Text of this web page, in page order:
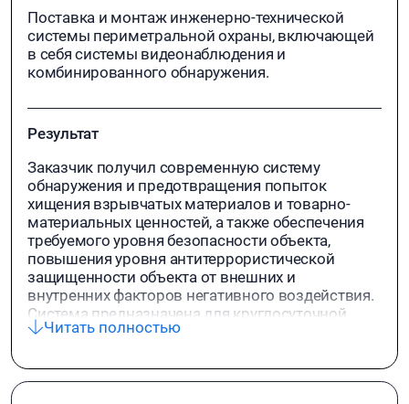
Поставка и монтаж инженерно-технической
системы периметральной охраны, включающей
в себя системы видеонаблюдения и
комбинированного обнаружения.
Результат
Заказчик получил современную систему
обнаружения и предотвращения попыток
хищения взрывчатых материалов и товарно-
материальных ценностей, а также обеспечения
требуемого уровня безопасности объекта,
повышения уровня антитеррористической
защищенности объекта от внешних и
внутренних факторов негативного воздействия.
Система предназначена для круглосуточной
работы и соответствует суровым условиям
воздуха -55 до +45 С.
Читать полностью